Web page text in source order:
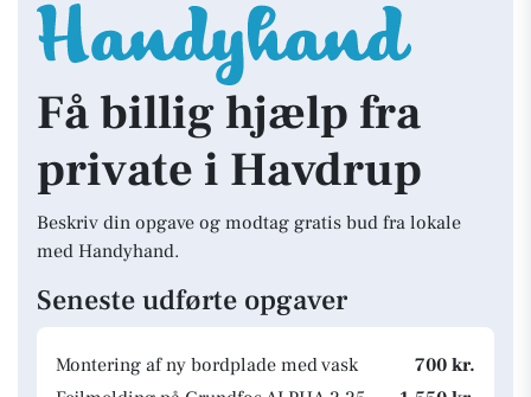
Få billig hjælp fra
private i Havdrup
Beskriv din opgave og modtag gratis bud fra lokale
med Handyhand.
Seneste udførte opgaver
Montering af ny bordplade med vask
700 kr.